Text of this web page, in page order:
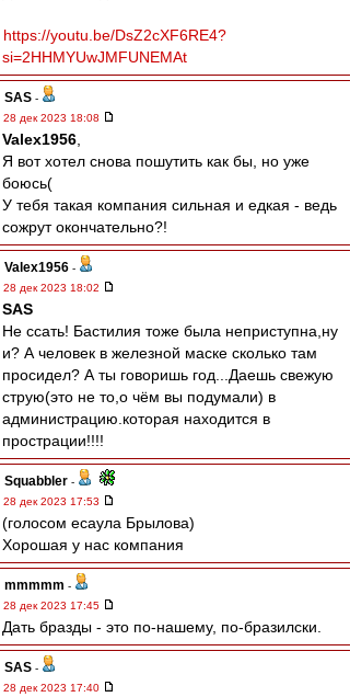
https://youtu.be/DsZ2cXF6RE4?
si=2HHMYUwJMFUNEMAt
SAS -
28 дек 2023 18:08
Valex1956
Я вот хотел снова пошутить как бы, но уже
боюсь(
У тебя такая компания сильная и едкая - ведь
сожрут окончательно?!
Valex1956 -
28 дек 2023 18:02
SAS
Не ссать! Бастилия тоже была неприступна,ну
и? А человек в железной маске сколько там
просидел? А ты говоришь год...Даешь свежую
струю(это не то,о чём вы подумали) в
администрацию.которая находится в
прострации!!!!
Squabbler -
28 дек 2023 17:53
(голосом есаула Брылова)
Хорошая у нас компания
mmmmm -
28 дек 2023 17:45
Дать бразды - это по-нашему, по-бразилски.
SAS -
28 дек 2023 17:40